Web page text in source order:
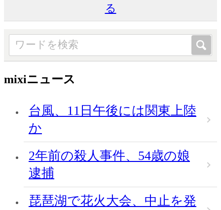
る
mixiニュース
台風、11日午後には関東上陸
か
2年前の殺人事件、54歳の娘
逮捕
琵琶湖で花火大会、中止を発